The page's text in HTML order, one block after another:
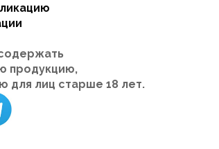
продукцию,
для лиц старше 18 лет.